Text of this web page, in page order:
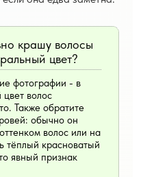
крашу волосы
цвет?
фотографии - в
волос
Также обратите
обычно он
волос или на
тёплый красноватый
явный признак